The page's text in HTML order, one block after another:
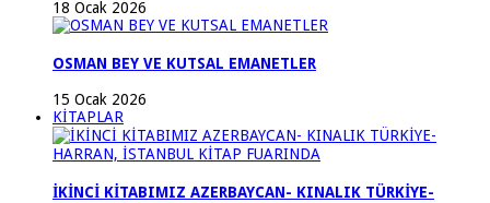
18 Ocak 2026
OSMAN BEY VE KUTSAL EMANETLER
15 Ocak 2026
KİTAPLAR
İKİNCİ KİTABIMIZ AZERBAYCAN- KINALIK TÜRKİYE-